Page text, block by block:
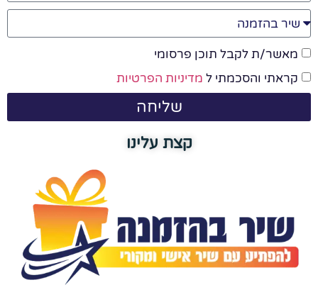
מאשר/ת לקבל תוכן פרסומי
קראתי והסכמתי ל מדיניות הפרטיות
שליחה
קצת עלינו